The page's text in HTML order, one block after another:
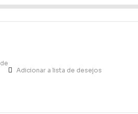
Adicionar a lista de desejos